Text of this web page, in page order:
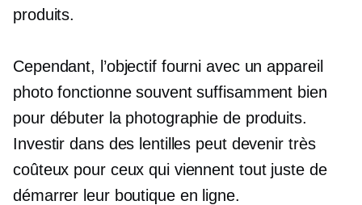
produits.
Cependant, l’objectif fourni avec un appareil
photo fonctionne souvent suffisamment bien
pour débuter la photographie de produits.
Investir dans des lentilles peut devenir très
coûteux pour ceux qui viennent tout juste de
démarrer leur boutique en ligne.